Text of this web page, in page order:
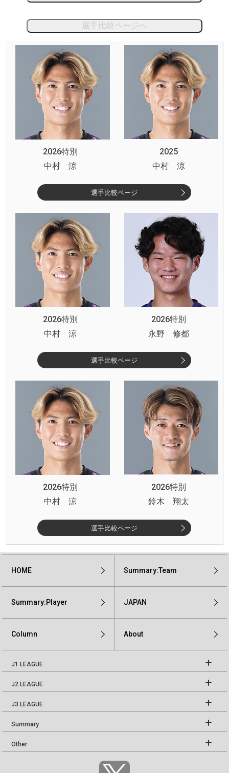
選手比較ページへ
2026特別
2025
中村 涼
中村 涼
選手比較ページ
2026特別
2026特別
中村 涼
永野 修都
選手比較ページ
2026特別
2026特別
中村 涼
鈴木 翔太
選手比較ページ
HOME Summary:Team
Summary:Player JAPAN
Column About
J1 LEAGUE
J2 LEAGUE
J3 LEAGUE
Summary
Other